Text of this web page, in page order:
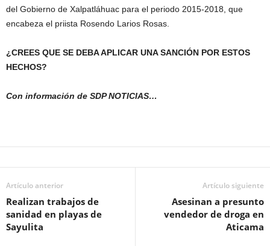
del Gobierno de Xalpatláhuac para el periodo 2015-2018, que
encabeza el priista Rosendo Larios Rosas.
¿CREES QUE SE DEBA APLICAR UNA SANCIÓN POR ESTOS
HECHOS?
Con información de SDP NOTICIAS…
Artículo anterior
Realizan trabajos de
sanidad en playas de
Sayulita
Artículo siguiente
Asesinan a presunto
vendedor de droga en
Aticama